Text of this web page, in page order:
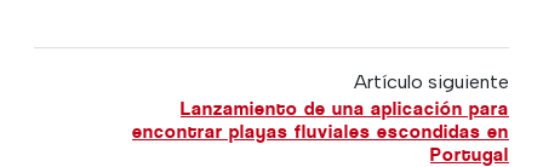
Artículo siguiente
Lanzamiento de una aplicación para
encontrar playas fluviales escondidas en
Portugal